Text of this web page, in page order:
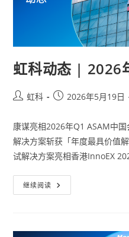
虹科动态 | 2026
虹科 2026年5月19日
康谋亮相2026年Q1 ASAM中
解决方案斩获「年度最具价值
试解决方案亮相香港InnoEX
继续阅读